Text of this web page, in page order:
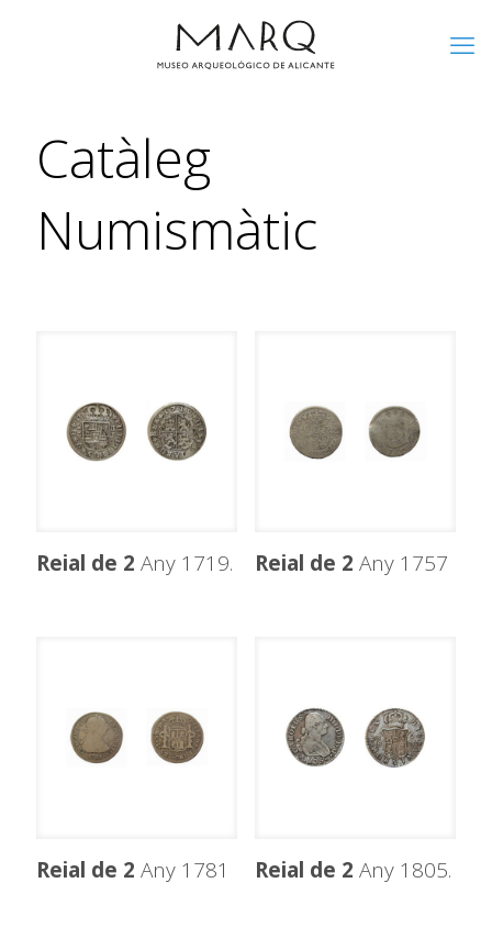
Catàleg
Numismàtic
Reial de 2 Any 1719. Reial de 2 Any 1757
Reial de 2 Any 1781 Reial de 2 Any 1805.